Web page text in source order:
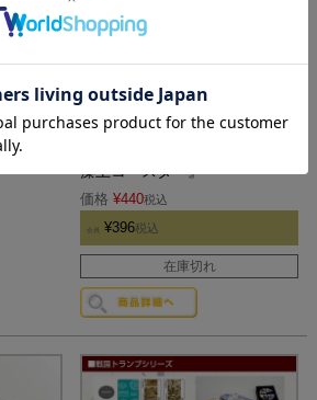
家紋
藻土コースター』
価格 ¥440税込
¥396税込
在庫切れ